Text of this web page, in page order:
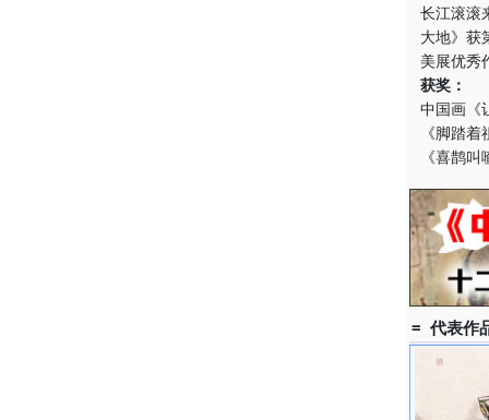
长江滚滚
大地》获
美展优秀
获奖：
中国画《
《脚踏
《喜鹊
= 代表作